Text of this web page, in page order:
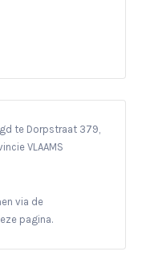
te Dorpstraat 379,
VLAAMS
via de
pagina.